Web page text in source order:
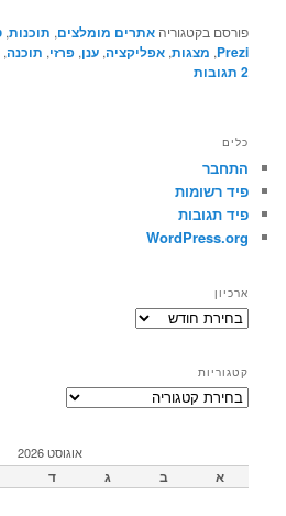
פורסם בקטגוריה אתרים מומלצים, תוכנות,
Prezi
, מצגות,אפליקציה,ענן,פרזי, תוכנה,
2 תגובות
כלים
התחבר
פיד רשומות
פיד תגובות
WordPress.org
ארכיון
ארכיון
קטגוריות
קטגוריות
אוגוסט 2026
א ב ג ד